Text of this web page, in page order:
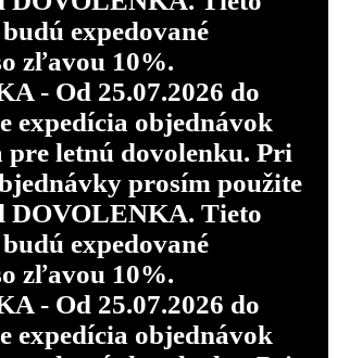
expedované
zľavou 10%.
- Od 25.07.2026 do
expedícia objednávok
pre letnú dovolenku. Pri
prosím použite
DOVOLENKA. Tieto
expedované
zľavou 10%.
- Od 25.07.2026 do
expedícia objednávok